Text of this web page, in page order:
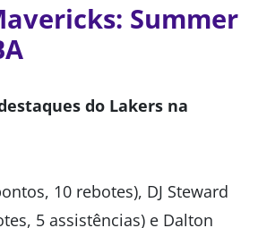
Summer
do Lakers na
10 rebotes), DJ Steward
5 assistências) e Dalton